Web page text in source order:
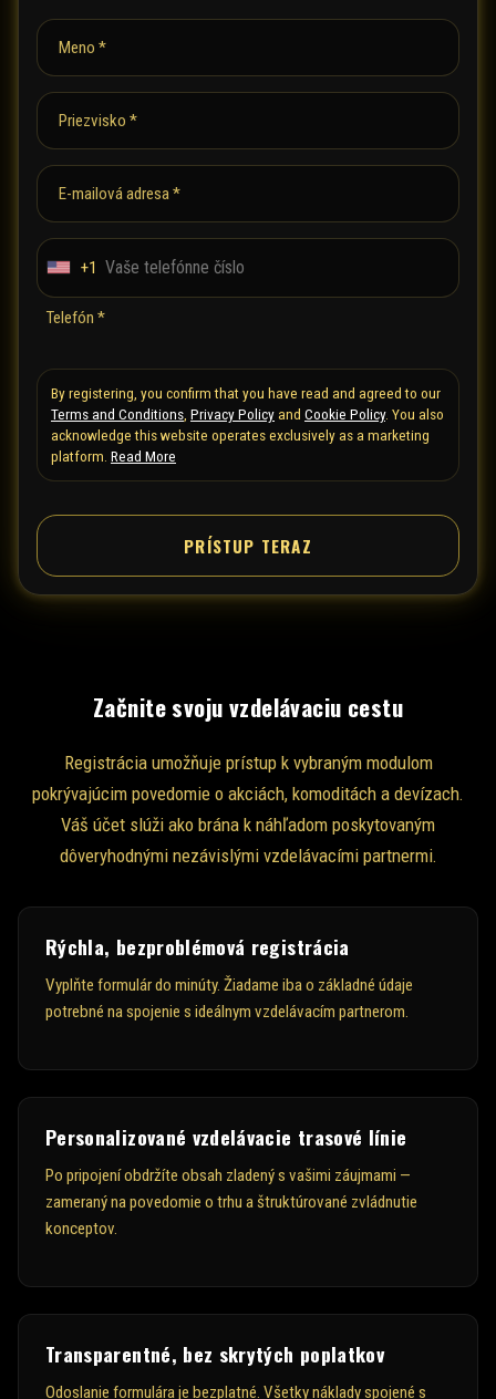
Meno *
Priezvisko *
E-mailová adresa *
U
n
e
d
S
t
s
+1
Telefón *
By registering, you confirm that you have read and agreed to our
Terms and Conditions Privacy Policyand Cookie Policy. You also
acknowledge this website operates exclusively as a marketing
platform. Read More
PRÍSTUP TERAZ
Začnite svoju vzdelávaciu cestu
Registrácia umožňuje prístup k vybraným modulom
pokrývajúcim povedomie o akciách, komoditách a devízach.
Váš účet slúži ako brána k náhľadom poskytovaným
dôveryhodnými nezávislými vzdelávacími partnermi.
Rýchla, bezproblémová registrácia
Vyplňte formulár do minúty. Žiadame iba o základné údaje
potrebné na spojenie s ideálnym vzdelávacím partnerom.
Personalizované vzdelávacie trasové línie
Po pripojení obdržíte obsah zladený s vašimi záujmami —
zameraný na povedomie o trhu a štruktúrované zvládnutie
konceptov.
Transparentné, bez skrytých poplatkov
Odoslanie formulára je bezplatné. Všetky náklady spojené s